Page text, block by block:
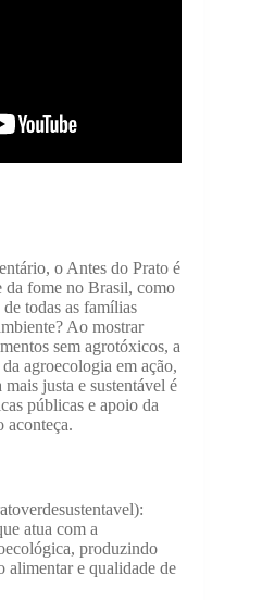
o Antes do Prato é
da fome no Brasil, como
todas as famílias
Ao mostrar
sem agrotóxicos, a
agroecologia em ação,
justa e sustentável é
públicas e apoio da
aconteça.
atua com a
produzindo
alimentar e qualidade de